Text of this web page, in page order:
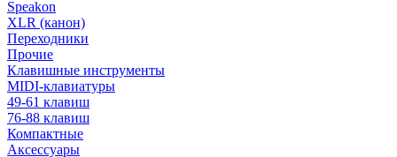
Speakon
XLR (канон)
Переходники
Прочие
Клавишные инструменты
MIDI-клавиатуры
49-61 клавиш
76-88 клавиш
Компактные
Аксессуары